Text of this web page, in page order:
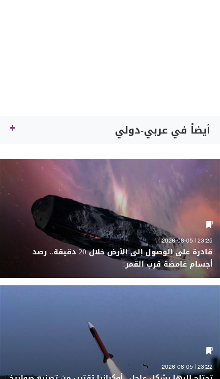
أيضاً في عربي-دولي
23:25 | 2026-08-05
قادرة على الوصول إلى الأرض خلال 20 دقيقة.. رصد
أجسام غامضة قرب القمر!
23:22 | 2026-08-05